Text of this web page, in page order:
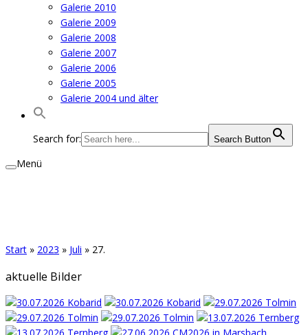
Galerie 2010
Galerie 2009
Galerie 2008
Galerie 2007
Galerie 2006
Galerie 2005
Galerie 2004 und älter
Search for: Search Button
Menü
Start » 2023 » Juli » 27.
aktuelle Bilder